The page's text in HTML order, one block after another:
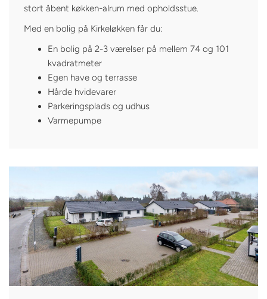
stort åbent køkken-alrum med opholdsstue.
Med en bolig på Kirkeløkken får du:
En bolig på 2-3 værelser på mellem 74 og 101
kvadratmeter
Egen have og terrasse
Hårde hvidevarer
Parkeringsplads og udhus
Varmepumpe